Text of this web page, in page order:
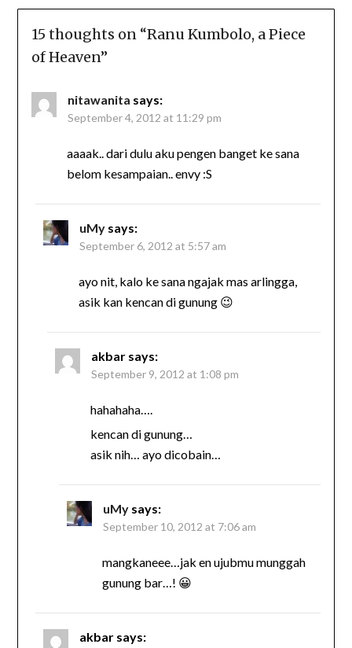
15 thoughts on “Ranu Kumbolo, a Piece
of Heaven”
nitawanita says:
September 4, 2012 at 11:29 pm
aaaak.. dari dulu aku pengen banget ke sana
belom kesampaian.. envy :S
uMy says:
September 6, 2012 at 5:57 am
ayo nit, kalo ke sana ngajak mas arlingga,
asik kan kencan di gunung 😉
akbar says:
September 9, 2012 at 1:08 pm
hahahaha….
kencan di gunung…
asik nih… ayo dicobain…
uMy says:
September 10, 2012 at 7:06 am
mangkaneee…jak en ujubmu munggah
gunung bar…! 😀
akbar says: